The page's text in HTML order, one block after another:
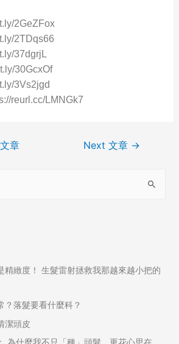
2GeZFox
2TDqs66
37dgrjL
30GcxOf
3Vs2jgd
reurl.cc/LMNGk7
章 Next 文章 →
精緻度！ 生髮雷射拯救我那越來越小把的
？落髮要看什麼科？
潔頭皮